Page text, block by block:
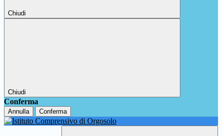
Chiudi
Chiudi
Conferma
Annulla Conferma